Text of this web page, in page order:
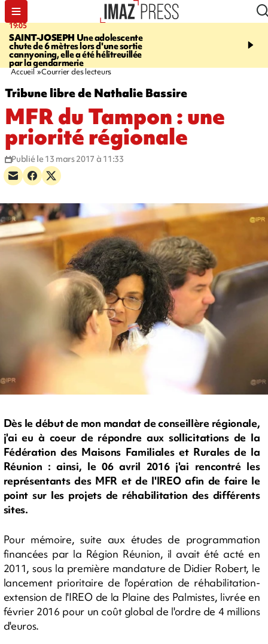
19:05
SAINT-JOSEPH Une adolescente
chute de 6 mètres lors d'une sortie
cannyoning, elle a été hélitreuillée
par la gendarmerie
20:44
rouée de coups,
Accueil Courrier des lecteurs
Tribune libre de Nathalie Bassire
MFR du Tampon : une
priorité régionale
Publié le 13 mars 2017 à 11:33
Dès le début de mon mandat de conseillère régionale,
j'ai eu à coeur de répondre aux sollicitations de la
Fédération des Maisons Familiales et Rurales de la
Réunion : ainsi, le 06 avril 2016 j'ai rencontré les
représentants des MFR et de l'IREO afin de faire le
point sur les projets de réhabilitation des différents
sites.
Pour mémoire, suite aux études de programmation
financées par la Région Réunion, il avait été acté en
2011, sous la première mandature de Didier Robert, le
lancement prioritaire de l'opération de réhabilitation-
extension de l'IREO de la Plaine des Palmistes, livrée en
février 2016 pour un coût global de l'ordre de 4 millions
d'euros.